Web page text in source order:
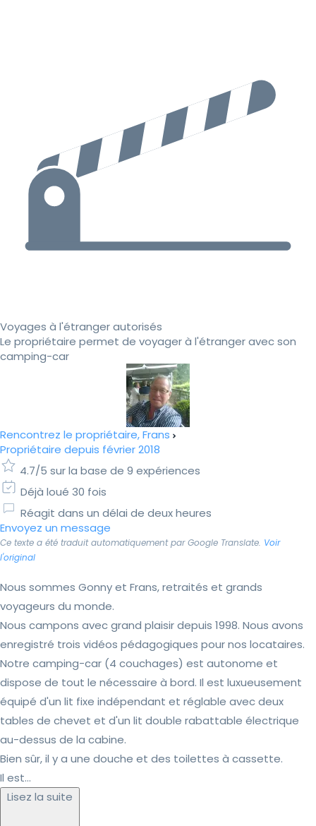
Voyages à l'étranger autorisés
Le propriétaire permet de voyager à l'étranger avec son
camping-car
Rencontrez le propriétaire, Frans
Propriétaire depuis février 2018
4.7/5 sur la base de 9 expériences
Déjà loué 30 fois
Réagit dans un délai de deux heures
Envoyez un message
Ce texte a été traduit automatiquement par Google Translate. Voir
l'original
Nous sommes Gonny et Frans, retraités et grands
voyageurs du monde.
Nous campons avec grand plaisir depuis 1998. Nous avons
enregistré trois vidéos pédagogiques pour nos locataires.
Notre camping-car (4 couchages) est autonome et
dispose de tout le nécessaire à bord. Il est luxueusement
équipé d'un lit fixe indépendant et réglable avec deux
tables de chevet et d'un lit double rabattable électrique
au-dessus de la cabine.
Bien sûr, il y a une douche et des toilettes à cassette.
Il est...
Lisez la suite